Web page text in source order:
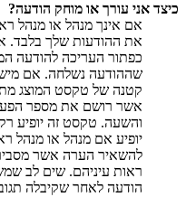
כיצד אני עורך או מוחק הודעה?
אם אינך מנהל או מנהל
את ההודעות שלך בלבד.
כפתור העריכה להודעה
שההודעה נשלחה. אם
קטנה של טקסט המוצג
אשר רושם את מספר
והשעה. טקסט זה יופיע
יופיע אם מנהל או מנהל
להשאיר הערה אשר
ראות עיניהם. שים לב
הודעה לאחר שקיבלה